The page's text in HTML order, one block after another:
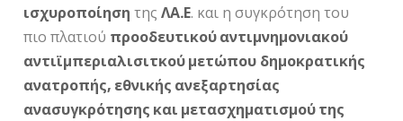
ισχυροποίηση τηςΛΑ.Ε. και η συγκρότηση του
πιο πλατιού προοδευτικού αντιμνημονιακού
αντιϊμπεριαλισιτκού μετώπου δημοκρατικής
ανατροπής, εθνικής ανεξαρτησίας
ανασυγκρότησης και μετασχηματισμού της